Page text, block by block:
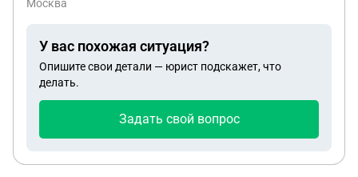
мне решить данные вопрос, на карте остались все
сбережения, нет возможности мне дальше жить
без Этих средств, так же оставляю телефон для
связи 89002023026
Москва
У вас похожая ситуация?
Опишите свои детали — юрист подскажет, что
делать.
Задать свой вопрос